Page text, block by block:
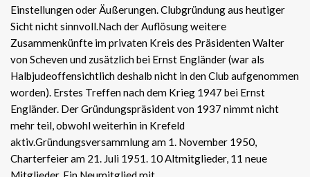
Einstellungen oder Äußerungen. Clubgründung aus heutiger
Sicht nicht sinnvoll.Nach der Auflösung weitere
Zusammenkünfte im privaten Kreis des Präsidenten Walter
von Scheven und zusätzlich bei Ernst Engländer (war als
Halbjudeoffensichtlich deshalb nicht in den Club aufgenommen
worden). Erstes Treffen nach dem Krieg 1947 bei Ernst
Engländer. Der Gründungspräsident von 1937 nimmt nicht
mehr teil, obwohl weiterhin in Krefeld
aktiv.Gründungsversammlung am 1. November 1950,
Charterfeier am 21. Juli 1951. 10 Altmitglieder, 11 neue